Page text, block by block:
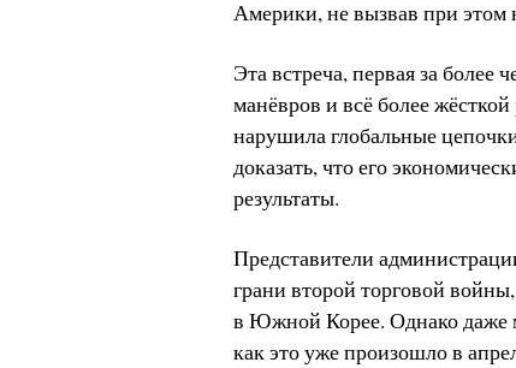
Америки, не вызвав при этом
Эта встреча, первая за более
манёвров и всё более
нарушила глобальные
доказать, что его
результаты.
Представители
грани второй торговой
в Южной Корее. Однако даже
как это уже произошло в